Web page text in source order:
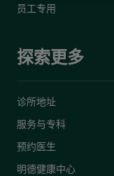
员工专用
探索更多
诊所地址
服务与专科
预约医生
明德健康中心